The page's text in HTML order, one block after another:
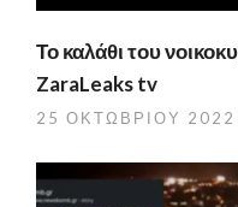
Το καλάθι του
ZaraLeaks tv
25 ΟΚΤΩΒΡΊΟΥ 2022